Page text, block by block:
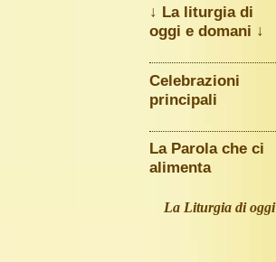
↓ La liturgia di
oggi e domani ↓
Celebrazioni
principali
La Parola che ci
alimenta
La Liturgia di oggi